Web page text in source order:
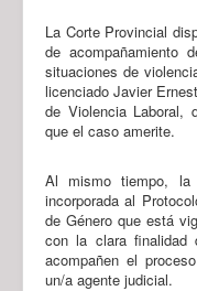
La Corte Provincial
de acompañamiento
situaciones de
licenciado Javier
de Violencia Laboral,
que el caso amerite.
Al mismo tiempo, la
incorporada al
de Género que está
con la clara finalidad
acompañen el
un/a agente judicial.